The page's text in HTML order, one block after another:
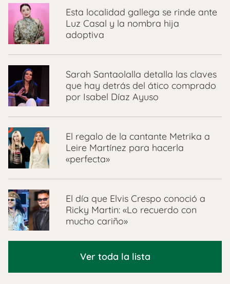
Esta localidad gallega se rinde ante
Luz Casal y la nombra hija
adoptiva
Sarah Santaolalla detalla las claves
que hay detrás del ático comprado
por Isabel Díaz Ayuso
El regalo de la cantante Metrika a
Leire Martínez para hacerla
«perfecta»
El día que Elvis Crespo conoció a
Ricky Martin: «Lo recuerdo con
mucho cariño»
Ver toda la lista